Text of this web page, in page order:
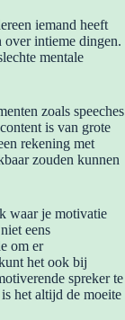
iemand heeft
over intieme dingen.
mentale
zoals speeches
is van grote
rekening met
zouden kunnen
waar je motivatie
eens
om er
het ook bij
spreker te
het altijd de moeite